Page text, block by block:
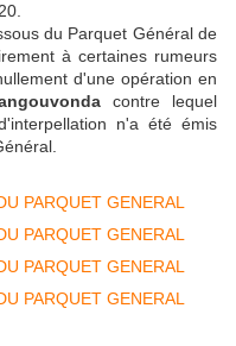
du Parquet Général de
à certaines rumeurs
d'une opération en
contre lequel
n'a été émis